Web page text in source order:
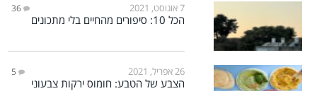
7 אוגוסט, 2021 36
הכל 10: סיפורים מהחיים בלי מתכונים
26 אפריל, 2021 5
הצבע של הטבע: חומוס ירקות צבעוני